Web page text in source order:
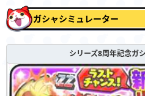
ガシャシミュレーター
シリーズ8周年記念ガ